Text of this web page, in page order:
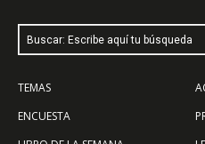
Buscar: Escribe aquí tu búsqueda
TEMAS
ENCUESTA